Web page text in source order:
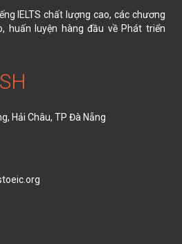
IELTS chất lượng cao, các chương
huấn luyện hàng đầu về Phát triển
Hải Châu, TP Đà Nẵng